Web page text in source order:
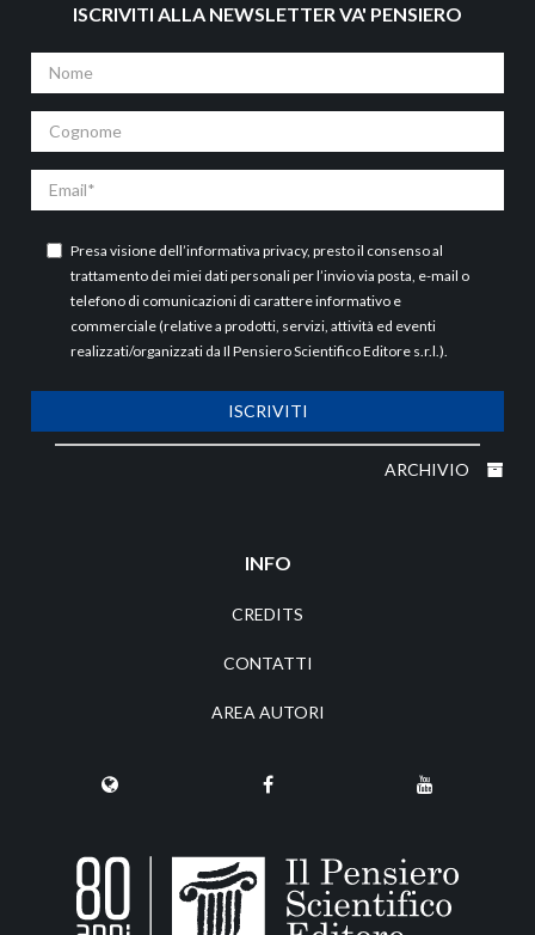
ISCRIVITI ALLA NEWSLETTER VA' PENSIERO
Nome
Cognome
Email
Presa visione dell’informativa privacy, presto il consenso al
trattamento dei miei dati personali per l’invio via posta, e-mail o
telefono di comunicazioni di carattere informativo e
commerciale (relative a prodotti, servizi, attività ed eventi
realizzati/organizzati da Il Pensiero Scientifico Editore s.r.l.).
ISCRIVITI
ARCHIVIO
INFO
CREDITS
CONTATTI
AREA AUTORI